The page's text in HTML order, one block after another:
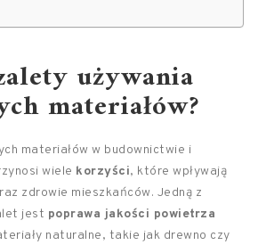
używania
materiałów?
materiałów w budownictwie i
wiele korzyści, które wpływają
zdrowie mieszkańców. Jedną z
jest poprawa jakości powietrza
naturalne, takie jak drewno czy